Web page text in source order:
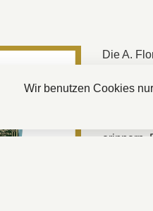
Die A.
und
erinnern.
Wir benutzen Cookies